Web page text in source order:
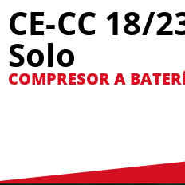
CE-CC 18/
Solo
COMPRESOR A